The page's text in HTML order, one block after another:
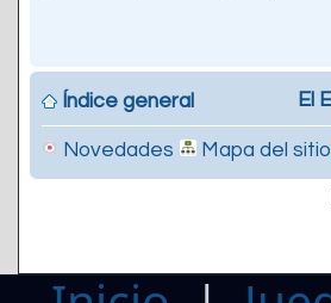
Índice general El
Novedades Mapa del sitio